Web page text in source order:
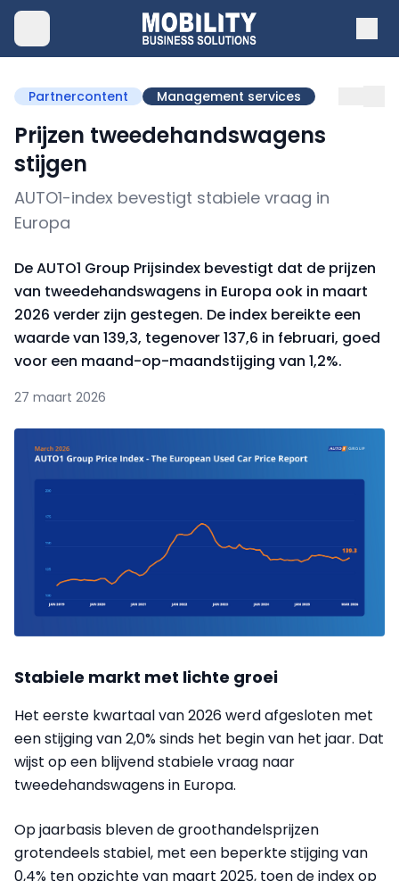
Partnercontent Management services
Prijzen tweedehandswagens
stijgen
AUTO1-index bevestigt stabiele vraag in
Europa
De AUTO1 Group Prijsindex bevestigt dat de prijzen
van tweedehandswagens in Europa ook in maart
2026 verder zijn gestegen. De index bereikte een
waarde van 139,3, tegenover 137,6 in februari, goed
voor een maand-op-maandstijging van 1,2%.
27 maart 2026
Stabiele markt met lichte groei
Het eerste kwartaal van 2026 werd afgesloten met
een stijging van 2,0% sinds het begin van het jaar. Dat
wijst op een blijvend stabiele vraag naar
tweedehandswagens in Europa.
Op jaarbasis bleven de groothandelsprijzen
grotendeels stabiel, met een beperkte stijging van
0,4% ten opzichte van maart 2025, toen de index op